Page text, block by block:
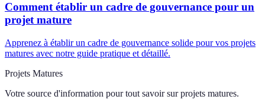
Comment établir un cadre de gouvernance pour un
projet mature
Apprenez à établir un cadre de gouvernance solide pour vos projets
matures avec notre guide pratique et détaillé.
Projets Matures
Votre source d'information pour tout savoir sur projets matures.